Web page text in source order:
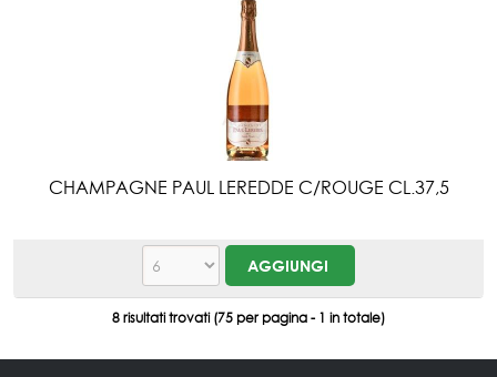
CHAMPAGNE PAUL LEREDDE C/ROUGE CL.37,5
8 risultati trovati (75 per pagina - 1 in totale)